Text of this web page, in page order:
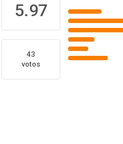
5.97
43
votos